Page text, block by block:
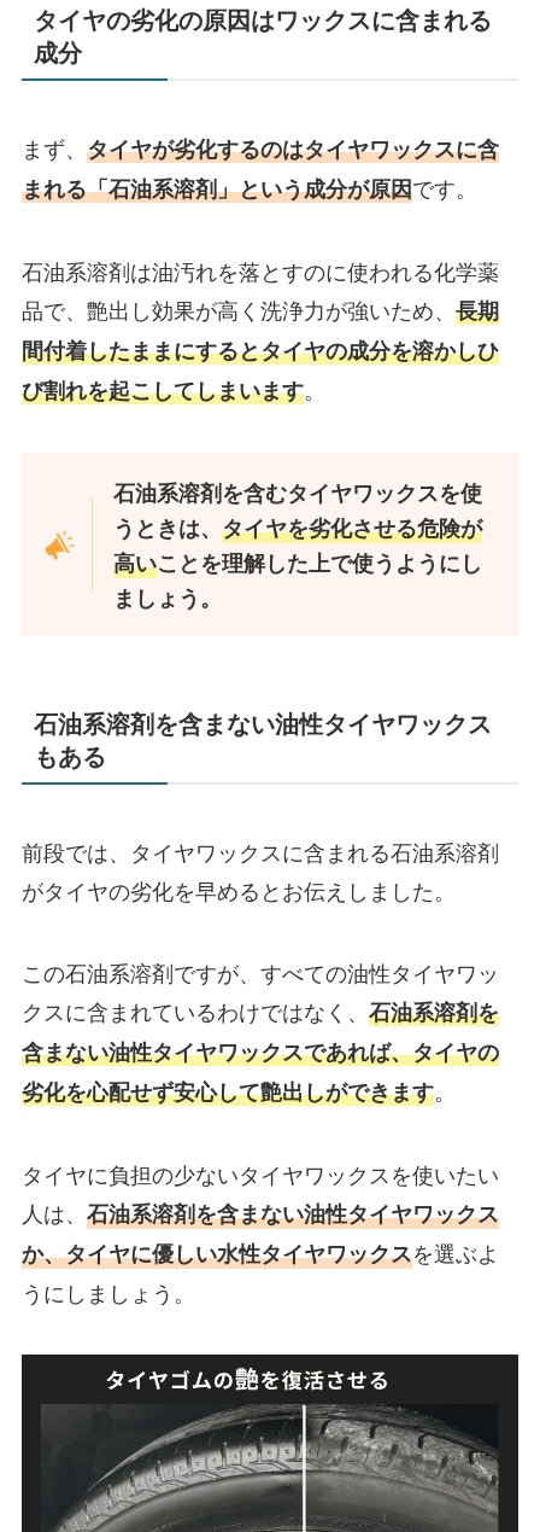
タイヤの劣化の原因はワックスに含まれる
成分
まず、 タイヤが劣化するのはタイヤワックスに含
まれる「石油系溶剤」という成分が原因です。
石油系溶剤は油汚れを落とすのに使われる化学薬
品で、艶出し効果が高く洗浄力が強いため、 長期
間付着したままにするとタイヤの成分を溶かしひ
び割れを起こしてしまいます。
石油系溶剤を含むタイヤワックスを使
うときは、タイヤを劣化させる危険が
高いことを理解した上で使うようにし
ましょう。
石油系溶剤を含まない油性タイヤワックス
もある
前段では、タイヤワックスに含まれる石油系溶剤
がタイヤの劣化を早めるとお伝えしました。
この石油系溶剤ですが、すべての油性タイヤワッ
クスに含まれているわけではなく、 石油系溶剤を
含まない油性タイヤワックスであれば、タイヤの
劣化を心配せず安心して艶出しができます。
タイヤに負担の少ないタイヤワックスを使いたい
人は、 石油系溶剤を含まない油性タイヤワックス
か、タイヤに優しい水性タイヤワックスを選ぶよ
うにしましょう。